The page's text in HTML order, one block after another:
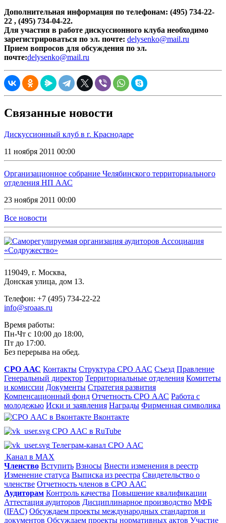
Дополнительная информация по телефонам: (495) 734-22-
22 , (495) 734-04-22.
Для участия в работе дискуссионного клуба необходимо
зарегистрироваться по эл. почте: delysenko@mail.ru
Прием вопросов для обсуждения по эл.
почте:delysenko@mail.ru
Связанные новости
Дискуссионный клуб в г. Краснодаре
11 ноября 2011 00:00
Организационное собрание Челябинского территориального
отделения НП ААС
23 ноября 2011 00:00
Все новости
119049, г. Москва,
Донская улица, дом 13.
Телефон: +7 (495) 734-22-22
info@sroaas.ru
Время работы:
Пн-Чт с 10:00 до 18:00,
Пт до 17:00.
Без перерыва на обед.
СРО ААС Контакты Структура СРО ААС Съезд Правление
Генеральный директор Территориальные отделения Комитеты
и комиссии Документы Стратегия развития
Компенсационный фонд Отчетность СРО ААС Работа с
молодежью Иски и заявления Награды Фирменная символика
Вконтакте
СРО ААС в RuTube
Телеграм-канал СРО ААС
Канал в MAX
Членство Вступить Взносы Внести изменения в реестр
Изменение статуса Выписка из реестра Свидетельство о
членстве Отчетность членов в СРО ААС
Аудиторам Контроль качества Повышение квалификации
Аттестация аудиторов Дисциплинарное производство МФБ
(IFAC) Обсуждаем проекты международных стандартов и
документов Обсуждаем проекты нормативных актов Участие